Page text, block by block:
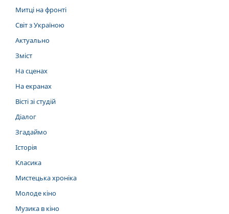
Митці на фронті
Світ з Україною
Актуально
Зміст
На сценах
На екранах
Вісті зі студій
Діалог
Згадаймо
Історія
Класика
Мистецька хроніка
Молоде кіно
Музика в кіно